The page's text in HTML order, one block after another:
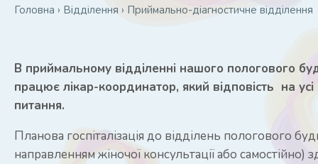
Головна › Відділення › Приймально-діагностичне відділення
В приймальному відділенні нашого пологового
працює лікар-координатор, який відповість на
питання.
Планова госпіталізація до відділень пологового
направленням жіночої консультації або самостійно)